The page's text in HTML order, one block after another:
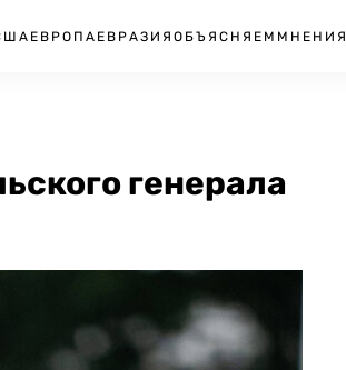
ЕВРОПА ЕВРАЗИЯ ОБЪЯСНЯЕМ МНЕНИЯ
генерала